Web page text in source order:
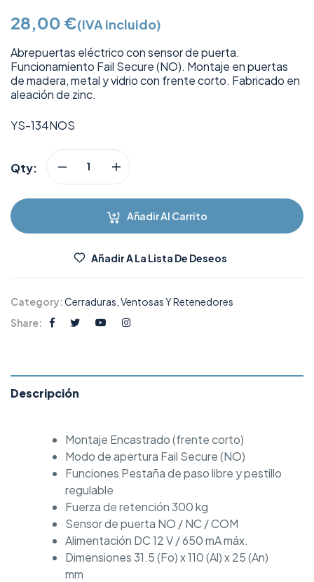
28,00 €(IVA incluido)
Abrepuertas eléctrico con sensor de puerta.
Funcionamiento Fail Secure (NO). Montaje en puertas
de madera, metal y vidrio con frente corto. Fabricado en
aleación de zinc.
YS-134NOS
Qty:
Añadir Al Carrito
Añadir A La Lista De Deseos
Category:Cerraduras, Ventosas Y Retenedores
Share:
Descripción
Montaje Encastrado (frente corto)
Modo de apertura Fail Secure (NO)
Funciones Pestaña de paso libre y pestillo
regulable
Fuerza de retención 300 kg
Sensor de puerta NO / NC / COM
Alimentación DC 12 V / 650 mA máx.
Dimensiones 31.5 (Fo) x 110 (Al) x 25 (An)
mm